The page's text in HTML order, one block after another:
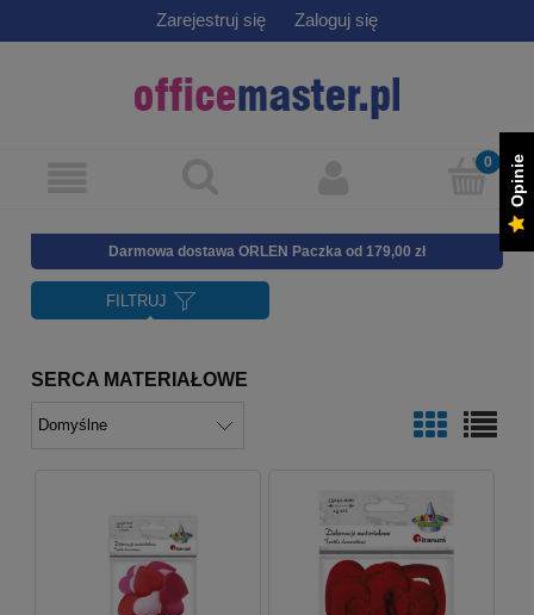
Zarejestruj się Zaloguj się
Darmowa dostawa ORLEN Paczka od 179,00 zł
FILTRUJ
SERCA MATERIAŁOWE
Opinie